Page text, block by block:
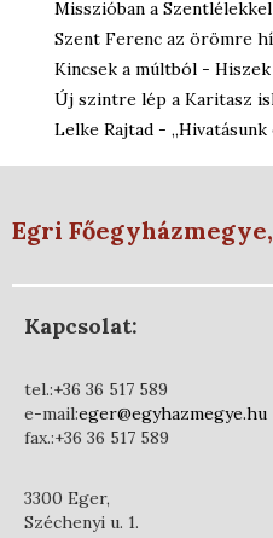
Misszióban a Szentlélekkel
Szent Ferenc az örömre
Kincsek a múltból -
Új szintre lép a Karitasz
Lelke Rajtad -
Egri
Kapcsolat:
tel.:+36 36 517 589
e-mail:eger@egyhazmegye.hu
fax.:+36 36 517 589
3300 Eger,
Széchenyi u. 1.